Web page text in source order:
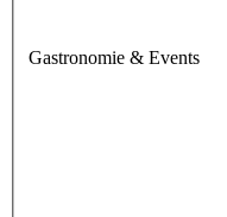
Gastronomie & Events